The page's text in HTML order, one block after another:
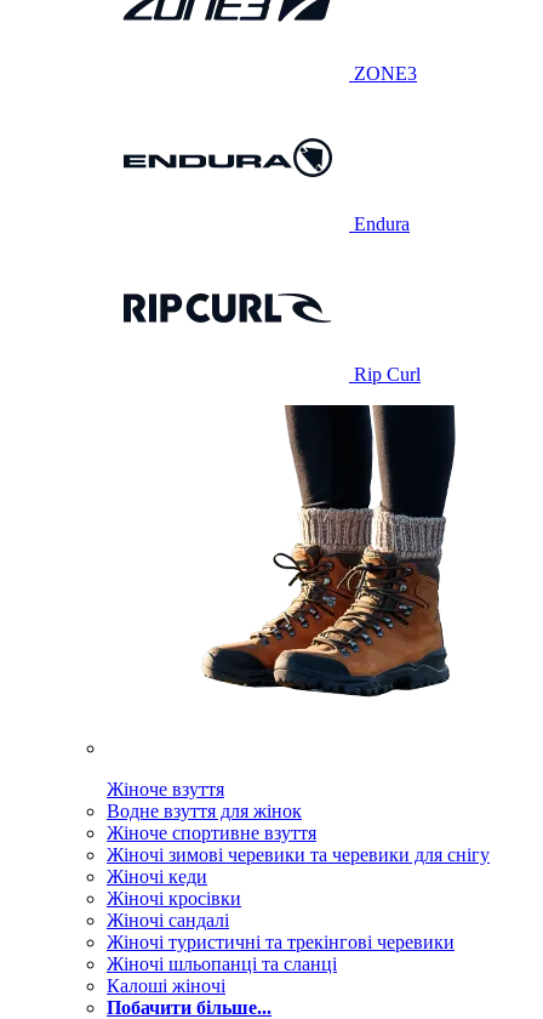
ZONE3
Endura
Rip Curl
Жіноче взуття
Водне взуття для жінок
Жіноче спортивне взуття
Жіночі зимові черевики та черевики для снігу
Жіночі кеди
Жіночі кросівки
Жіночі сандалі
Жіночі туристичні та трекінгові черевики
Жіночі шльопанці та сланці
Калоші жіночі
Побачити більше...